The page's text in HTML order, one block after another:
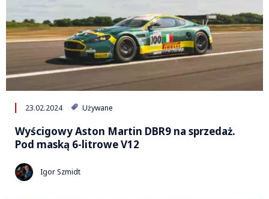
23.02.2024 Używane
Wyścigowy Aston Martin DBR9 na sprzedaż.
Pod maską 6-litrowe V12
Igor Szmidt